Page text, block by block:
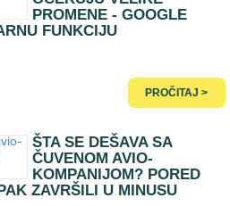
PROMENE - GOOGLE
FUNKCIJU
PROČITAJ >
ŠTA SE DEŠAVA SA
ČUVENOM AVIO-
KOMPANIJOM? PORED
ZAVRŠILI U MINUSU